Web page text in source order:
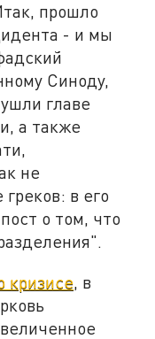
прошло
- и мы
Синоду,
главе
а также
не
в его
о том, что
кризисе, в